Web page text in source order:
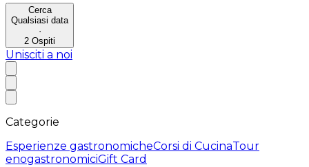
Cerca
Qualsiasi data
·
2 Ospiti
Unisciti a noi
Categorie
Esperienze gastronomicheCorsi di CucinaTour
enogastronomiciGift Card